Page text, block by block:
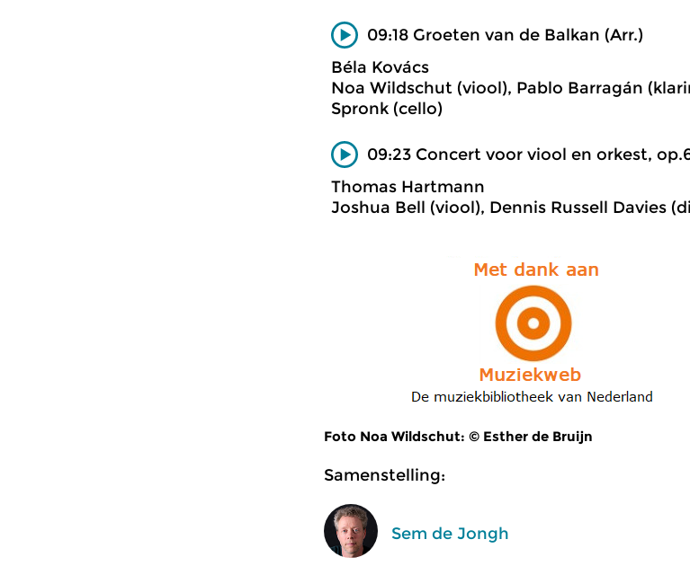
09:18 Groeten van de Balkan (Arr.)
Béla Kovács
Noa Wildschut (viool), Pablo Barragán
Spronk (cello)
09:23 Concert voor viool en orkest,
Thomas Hartmann
Joshua Bell (viool), Dennis Russell Davies
Foto Noa Wildschut: © Esther de Bruijn
Samenstelling:
Sem de Jongh